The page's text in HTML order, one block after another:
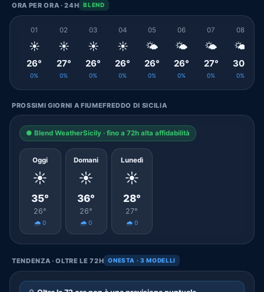
ORA PER ORA · 24H BLEND
01
☀️
26°
0%
02
☀️
27°
0%
03
☀️
26°
0%
04
☀️
26°
0%
05
🌤️
26°
0%
06
🌤️
26°
0%
07
🌤️
27°
0%
08
🌤️
30°
0%
PROSSIMI GIORNI A FIUMEFREDDO DI SICILIA
● Blend WeatherSicily · fino a 72h alta affidabilità
Oggi
☀️
35°
26°
🌧️ 0
Domani
☀️
36°
26°
🌧️ 0
Lunedì
☀️
28°
27°
🌧️ 0
TENDENZA · OLTRE LE 72H ONESTA · 3 MODELLI